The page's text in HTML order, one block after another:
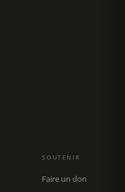
SOUTENIR
Faire un don